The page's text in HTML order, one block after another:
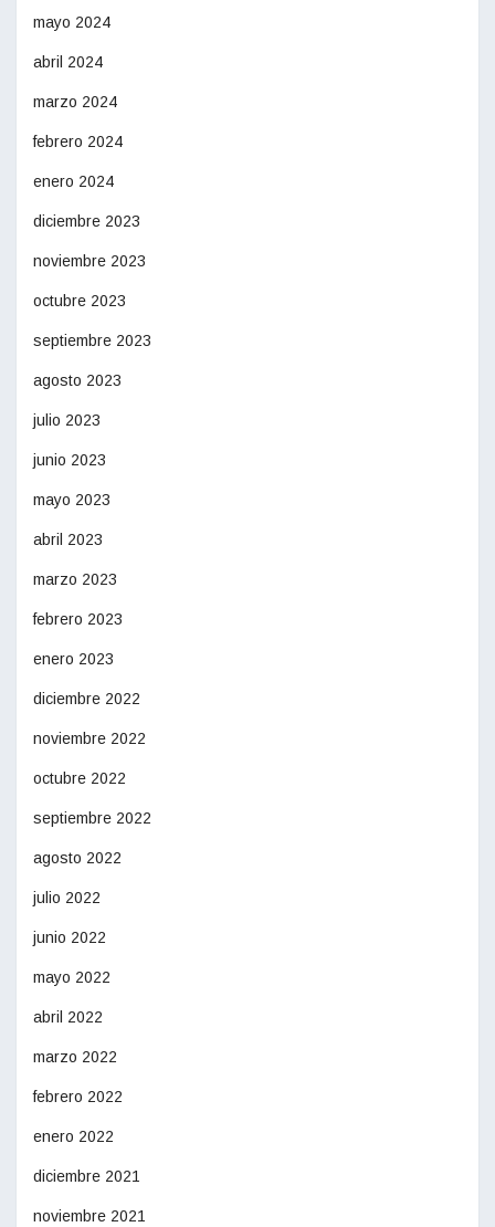
mayo 2024
abril 2024
marzo 2024
febrero 2024
enero 2024
diciembre 2023
noviembre 2023
octubre 2023
septiembre 2023
agosto 2023
julio 2023
junio 2023
mayo 2023
abril 2023
marzo 2023
febrero 2023
enero 2023
diciembre 2022
noviembre 2022
octubre 2022
septiembre 2022
agosto 2022
julio 2022
junio 2022
mayo 2022
abril 2022
marzo 2022
febrero 2022
enero 2022
diciembre 2021
noviembre 2021